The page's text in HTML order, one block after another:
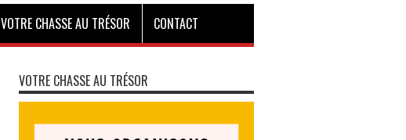
VOTRE CHASSE AU TRÉSOR CONTACT
VOTRE CHASSE AU TRÉSOR